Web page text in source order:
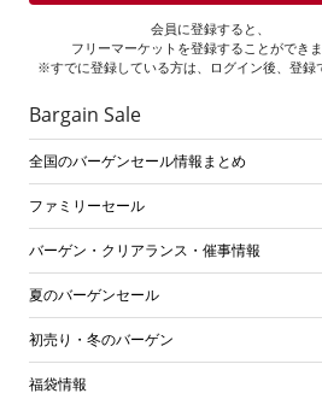
会員に登録すると、
フリーマーケットを登録することができま
※すでに登録している方は、ログイン後、登録
Bargain Sale
全国のバーゲンセール情報まとめ
ファミリーセール
バーゲン・クリアランス・催事情報
夏のバーゲンセール
初売り・冬のバーゲン
福袋情報